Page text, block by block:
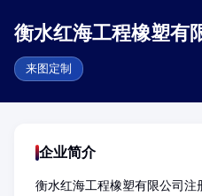
衡水红海工程橡塑有
来图定制
企业简介
衡水红海工程橡塑有限公司